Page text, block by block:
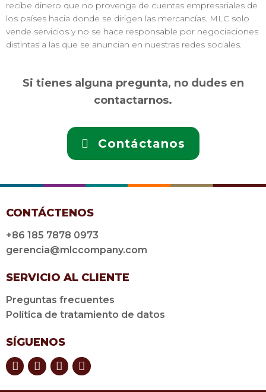
recibe dinero que no provenga de cuentas empresariales de
los países hacia donde se dirigen las mercancías. MLC solo
vende servicios y no se hace responsable por negociaciones
distintas a las que se anuncian en nuestras redes sociales.
Si tienes alguna pregunta, no dudes en
contactarnos.
Contáctanos
CONTÁCTENOS
+86 185 7878 0973
gerencia@mlccompany.com
SERVICIO AL CLIENTE
Preguntas frecuentes
Política de tratamiento de datos
SÍGUENOS